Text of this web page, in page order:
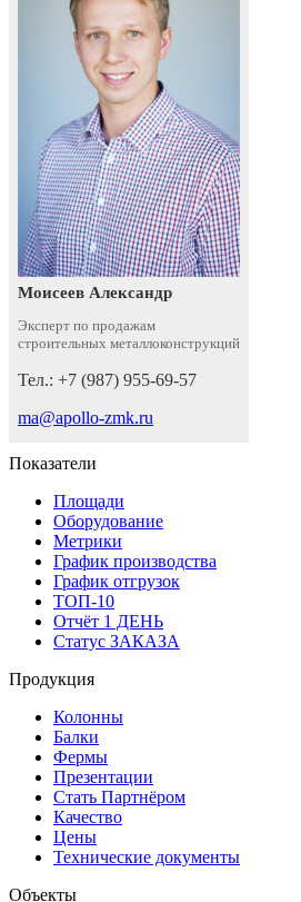
Моисеев Александр
Эксперт по продажам
строительных металлоконструкций
Тел.: +7 (987) 955-69-57
ma@apollo-zmk.ru
Показатели
Площади
Оборудование
Метрики
График производства
График отгрузок
ТОП-10
Отчёт 1 ДЕНЬ
Статус ЗАКАЗА
Продукция
Колонны
Балки
Фермы
Презентации
Стать Партнёром
Качество
Цены
Технические документы
Объекты